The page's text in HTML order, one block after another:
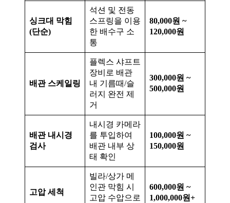
싱크대 막힘
(단순)
석션 및 전동
스프링을 이용
한 배수구 소
통
80,000원 ~
120,000원
배관 스케일링
플렉스 샤프트
장비로 배관
내 기름때/슬
러지 완전 제
거
300,000원 ~
500,000원
배관 내시경
검사
내시경 카메라
를 투입하여
배관 내부 상
태 확인
100,000원 ~
150,000원
고압 세척
빌라/상가 메
인관 막힘 시
고압 수압으로
600,000원 ~
1,000,000원+